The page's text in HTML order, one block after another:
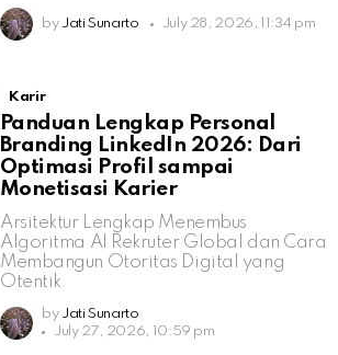
by Jati Sunarto July 28, 2026, 11:34 pm
Karir
Panduan Lengkap Personal
Branding LinkedIn 2026: Dari
Optimasi Profil sampai
Monetisasi Karier
Arsitektur Lengkap Menembus
Algoritma AI Rekruter Global dan Cara
Membangun Otoritas Digital yang
Otentik
by Jati Sunarto
July 27, 2026, 10:59 pm